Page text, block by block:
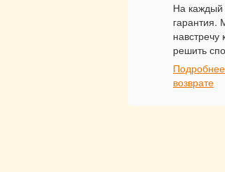
На каждый
гарантия.
навстречу
решить
возврате